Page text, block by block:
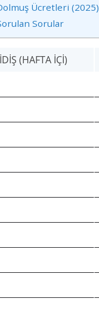
Ücretleri (2025)
Sorular
(HAFTA İÇI)